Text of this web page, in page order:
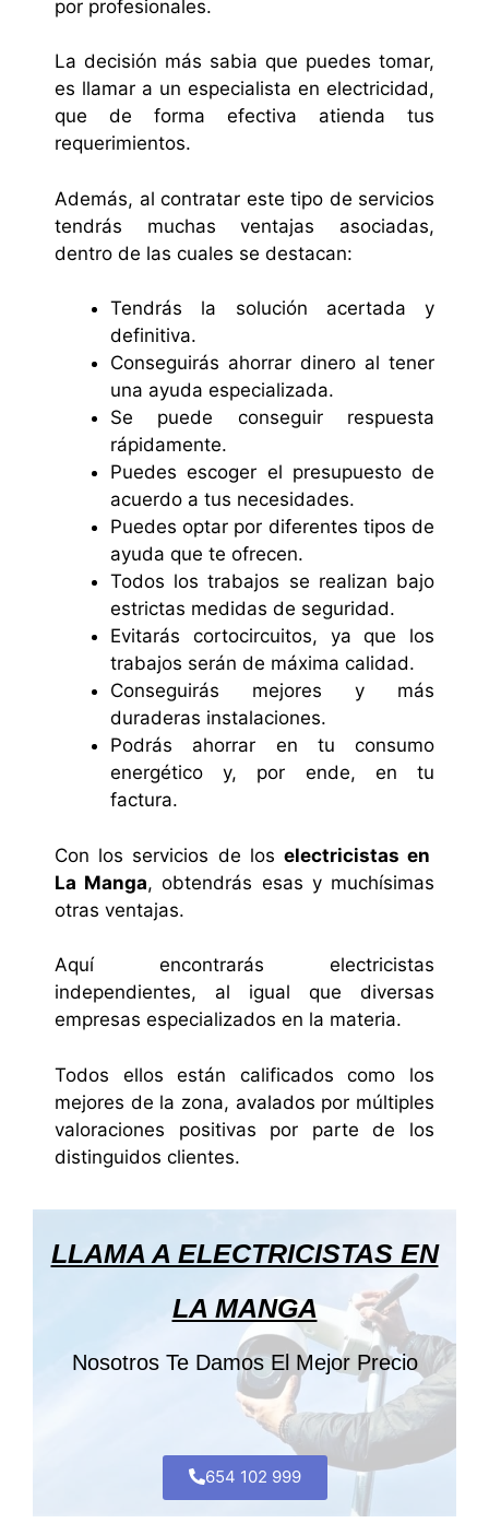
por profesionales.
La decisión más sabia que puedes tomar,
es llamar a un especialista en electricidad,
que de forma efectiva atienda tus
requerimientos.
Además, al contratar este tipo de servicios
tendrás muchas ventajas asociadas,
dentro de las cuales se destacan:
Tendrás la solución acertada y
definitiva.
Conseguirás ahorrar dinero al tener
una ayuda especializada.
Se puede conseguir respuesta
rápidamente.
Puedes escoger el presupuesto de
acuerdo a tus necesidades.
Puedes optar por diferentes tipos de
ayuda que te ofrecen.
Todos los trabajos se realizan bajo
estrictas medidas de seguridad.
Evitarás cortocircuitos, ya que los
trabajos serán de máxima calidad.
Conseguirás mejores y más
duraderas instalaciones.
Podrás ahorrar en tu consumo
energético y, por ende, en tu
factura.
Con los servicios de los electricistas en
La Manga, obtendrás esas y muchísimas
otras ventajas.
Aquí encontrarás electricistas
independientes, al igual que diversas
empresas especializados en la materia.
Todos ellos están calificados como los
mejores de la zona, avalados por múltiples
valoraciones positivas por parte de los
distinguidos clientes.
LLAMA A ELECTRICISTAS EN
LA MANGA
Nosotros Te Damos El Mejor Precio
654 102 999